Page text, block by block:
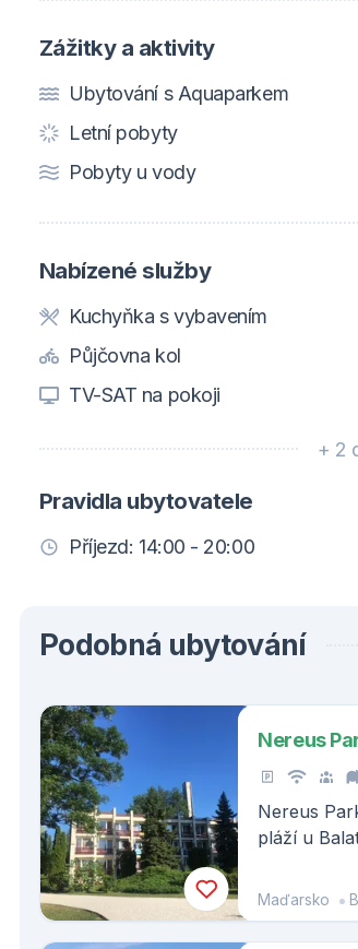
Zážitky a aktivity
Ubytování s Aquaparkem
Letní pobyty
Pobyty u vody
Nabízené služby
Kuchyňka s vybavením
Půjčovna kol
TV-SAT na pokoji
+ 2
Pravidla ubytovatele
Příjezd: 14:00 - 20:00
Podobná ubytování
Nereus
Nereus
pláží u
Maďarsko